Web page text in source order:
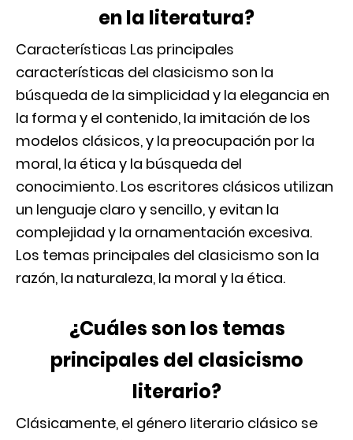
en la literatura?
Características Las principales
características del clasicismo son la
búsqueda de la simplicidad y la elegancia en
la forma y el contenido, la imitación de los
modelos clásicos, y la preocupación por la
moral, la ética y la búsqueda del
conocimiento. Los escritores clásicos utilizan
un lenguaje claro y sencillo, y evitan la
complejidad y la ornamentación excesiva.
Los temas principales del clasicismo son la
razón, la naturaleza, la moral y la ética.
¿Cuáles son los temas
principales del clasicismo
literario?
Clásicamente, el género literario clásico se